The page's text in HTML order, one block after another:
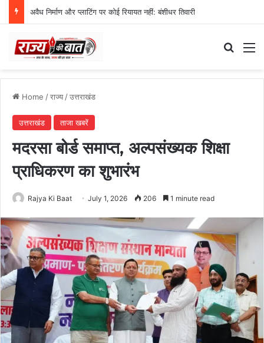
स्वतंत्रता दिवस समारोह की तैयारियां तेज, डीएम ने की तैयारियों की समीक्षा
Home /राज्य/उत्तराखंड
उत्तराखंड ताजा खबरें
मदरसा बोर्ड समाप्त, अल्पसंख्यक शिक्षा
प्राधिकरण का शुभारंभ
Rajya Ki Baat July 1, 2026 206 1 minute read